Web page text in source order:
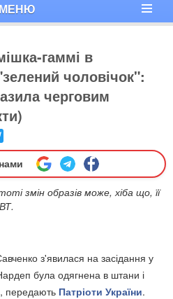
МЕНЮ
гаммі в
чоловічок":
черговим
змін образів може, хіба що, її
з'явилася на засідання у
була одягнена в штани і
передають Патріоти України.